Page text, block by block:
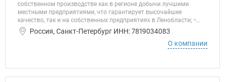
собственном производстве как в регионе добычи лучшими
местными предприятиями, что гарантирует высочайшее
качество, так и на собственных предприятиях в Ленобласти; •...
Россия, Санкт-Петербург ИНН: 7819034083
О компании